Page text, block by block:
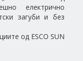
електрично
загуби и без
од ESCO SUN